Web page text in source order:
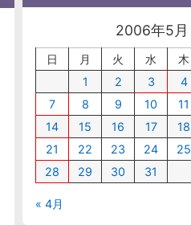
2006年5月
日 月 火 水 木
1
2 3 4
7
8 9 10 11
14
15 16 17 18
21
22 23 24 25
28
29 30 31
« 4月